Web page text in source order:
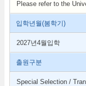
Please refer to the
입학년월(봄학기)
2027년4월입학
출원구분
Special Selection /